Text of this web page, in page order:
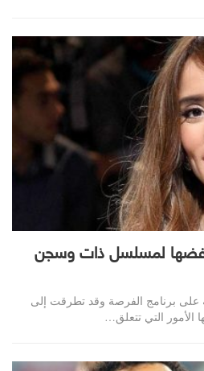
لمسلسل ذات وسجن
على برنامج الفرصة وقد تطرقت إلى
الأمور التي تتعلق…